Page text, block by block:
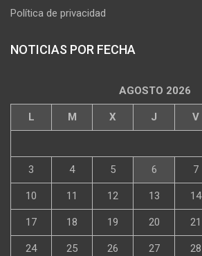
Política de privacidad
NOTICIAS POR FECHA
AGOSTO 2026
L M X J V
3 4 5 6 7
10 11 12 13 14
17 18 19 20 21
24 25 26 27 28